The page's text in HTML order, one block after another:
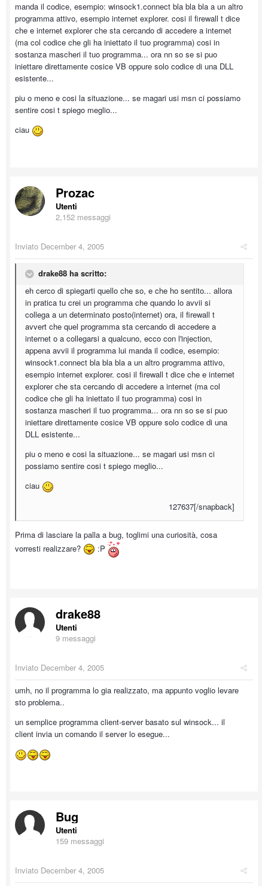
manda il codice, esempio: winsock1.connect bla bla bla a un altro
programma attivo, esempio internet explorer. cosi il firewall t dice
che e internet explorer che sta cercando di accedere a internet
(ma col codice che gli ha iniettato il tuo programma) cosi in
sostanza mascheri il tuo programma... ora nn so se si puo
iniettare direttamente cosice VB oppure solo codice di una DLL
esistente...
piu o meno e cosi la situazione... se magari usi msn ci possiamo
sentire cosi t spiego meglio...
ciau
Prozac
Utenti
2,152 messaggi
Inviato December 4, 2005
drake88 ha scritto:
eh cerco di spiegarti quello che so, e che ho sentito... allora
in pratica tu crei un programma che quando lo avvii si
collega a un determinato posto(internet) ora, il firewall t
avvert che quel programma sta cercando di accedere a
internet o a collegarsi a qualcuno, ecco con l'injection,
appena avvii il programma lui manda il codice, esempio:
winsock1.connect bla bla bla a un altro programma attivo,
esempio internet explorer. cosi il firewall t dice che e internet
explorer che sta cercando di accedere a internet (ma col
codice che gli ha iniettato il tuo programma) cosi in
sostanza mascheri il tuo programma... ora nn so se si puo
iniettare direttamente cosice VB oppure solo codice di una
DLL esistente...
piu o meno e cosi la situazione... se magari usi msn ci
possiamo sentire cosi t spiego meglio...
ciau
127637[/snapback]
Prima di lasciare la palla a bug, toglimi una curiosità, cosa
vorresti realizzare?
:P
drake88
Utenti
9 messaggi
Inviato December 4, 2005
umh, no il programma lo gia realizzato, ma appunto voglio levare
sto problema..
un semplice programma client-server basato sul winsock... il
client invia un comando il server lo esegue...
Bug
Utenti
159 messaggi
Inviato December 4, 2005